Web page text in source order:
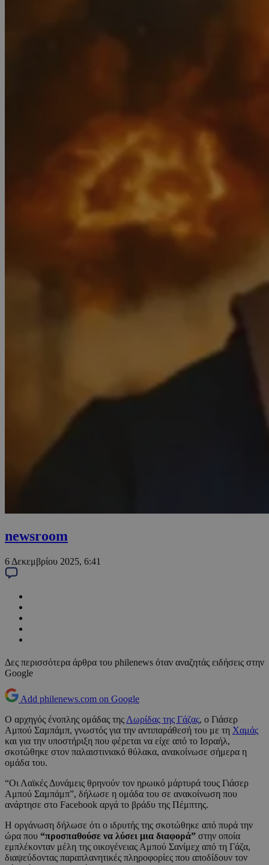
newsroom
6 Δεκεμβρίου 2025, 6:41
Δες περισσότερα άρθρα του philenews όταν αναζητάς ειδήσεις στην
Google
Add philenews.com on Google
Ο αρχηγός ένοπλης ομάδας της Λωρίδας της Γάζας, ο Γιάσερ
Αμπού Σαμπάμπ, γνωστός για την αντιπαράθεσή του με τη Χαμάς
και για την υποστήριξη που φέρεται να είχε από το Ισραήλ,
σκοτώθηκε στον παλαιστινιακό θύλακα, ανακοίνωσε σήμερα η
ομάδα του.
“Οι Λαϊκές Δυνάμεις θρηνούν τον ηρωικό μάρτυρά τους Γιάσερ
Αμπού Σαμπάμπ”, δήλωσε η ομάδα του σε ανακοίνωση που
ανάρτησε στο Facebook αργά το βράδυ της Πέμπτης.
Η οργάνωση δήλωσε ότι ο ιδρυτής της σκοτώθηκε από πυρά την
ώρα που “προσπαθούσε να λύσει μια διαφορά” στην οποία
εμπλέκονταν μέλη της οικογένειας Αμπού Σανίμεχ από τη Γάζα,
διαψεύδοντας παραπλανητικές πληροφορίες που αποδίδουν τον